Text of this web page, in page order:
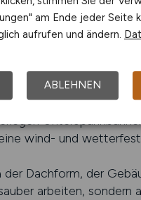
und
mit
–
wind- und
Dachform, der
arbeiten,
am Ende jeder Seite
aufrufen und ändern.
ABLEHNEN